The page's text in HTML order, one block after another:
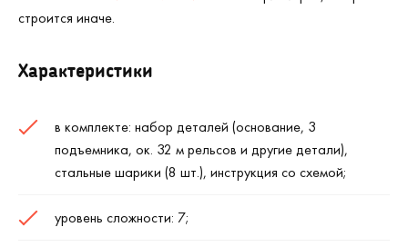
строится иначе.
Характеристики
в комплекте: набор деталей (основание, 3
подъемника, ок. 32 м рельсов и другие детали),
стальные шарики (8 шт.), инструкция со схемой;
уровень сложности: 7;